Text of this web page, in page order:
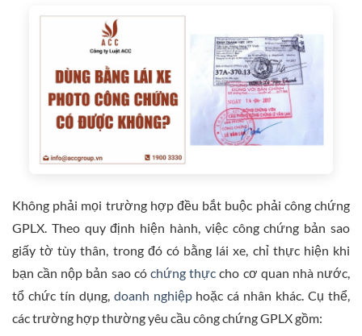
Không phải mọi trường hợp đều bắt buộc phải công chứng
GPLX. Theo quy định hiện hành, việc công chứng bản sao
giấy tờ tùy thân, trong đó có bằng lái xe, chỉ thực hiện khi
bạn cần nộp bản sao có chứng thực cho cơ quan nhà nước,
tổ chức tín dụng, doanh nghiệphoặc cá nhân khác. Cụ thể,
các trường hợp thường yêu cầu công chứng GPLX gồm: